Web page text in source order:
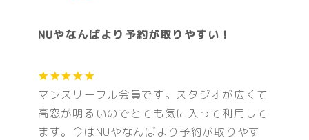
NUやなんばより予約が取りやすい！
★★★★★
マンスリーフル会員です。スタジオが広くて
高窓が明るいのでとても気に入って利用して
ます。今はNUやなんばより予約が取りやす